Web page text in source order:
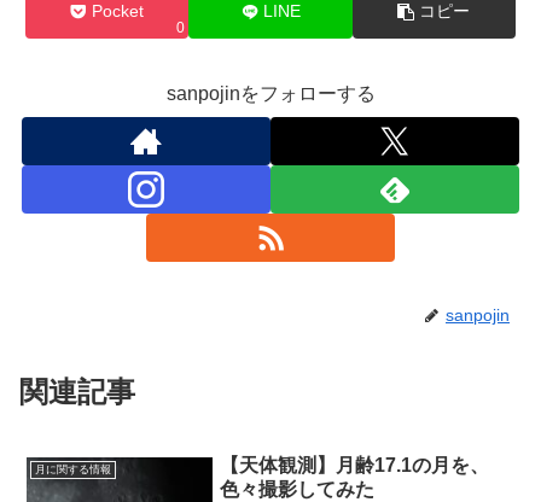
Pocket
0
LINE コピー
sanpojinをフォローする
sanpojin
関連記事
月に関する情報
【天体観測】月齢17.1の月を、
色々撮影してみた